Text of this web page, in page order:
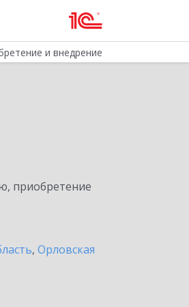
и внедрение
приобретение
, Орловская